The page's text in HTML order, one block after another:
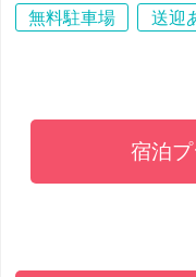
無料駐車場
送迎
宿泊